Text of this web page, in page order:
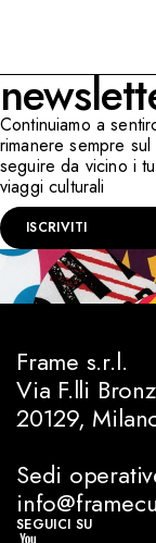
Continuiamo a
rimanere sempre
seguire da vicino i
viaggi culturali
ISCRIVITI
Frame s.r.l.
Via F.lli
20129,
Sedi
SEGUICI SU